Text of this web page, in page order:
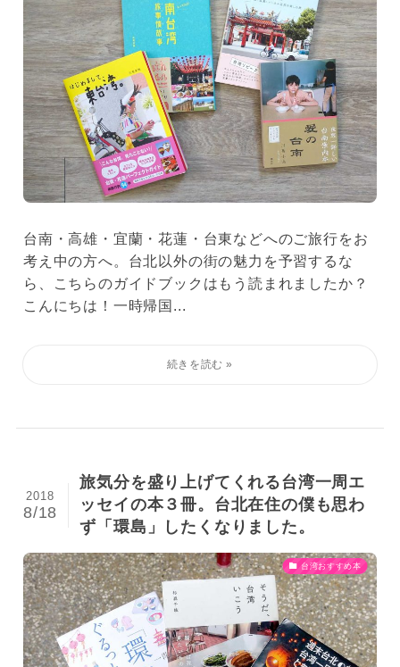
台南・高雄・宜蘭・花蓮・台東などへのご旅行をお
考え中の方へ。台北以外の街の魅力を予習するな
ら、こちらのガイドブックはもう読まれましたか？
こんにちは！一時帰国...
旅気分を盛り上げてくれる台湾一周エ
ッセイの本３冊。台北在住の僕も思わ
ず「環島」したくなりました。
2018
8/18
台湾おすすめ本